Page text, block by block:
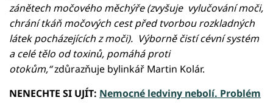
zánětech močového měchýře (zvyšuje vylučování moči,
chrání tkáň močových cest před tvorbou rozkladných
látek pocházejících z moči). Výborně čistí cévní systém
a celé tělo od toxinů, pomáhá proti
otokům,“zdůrazňuje bylinkář Martin Kolár.
NENECHTE SI UJÍT: Nemocné ledviny nebolí. Problém